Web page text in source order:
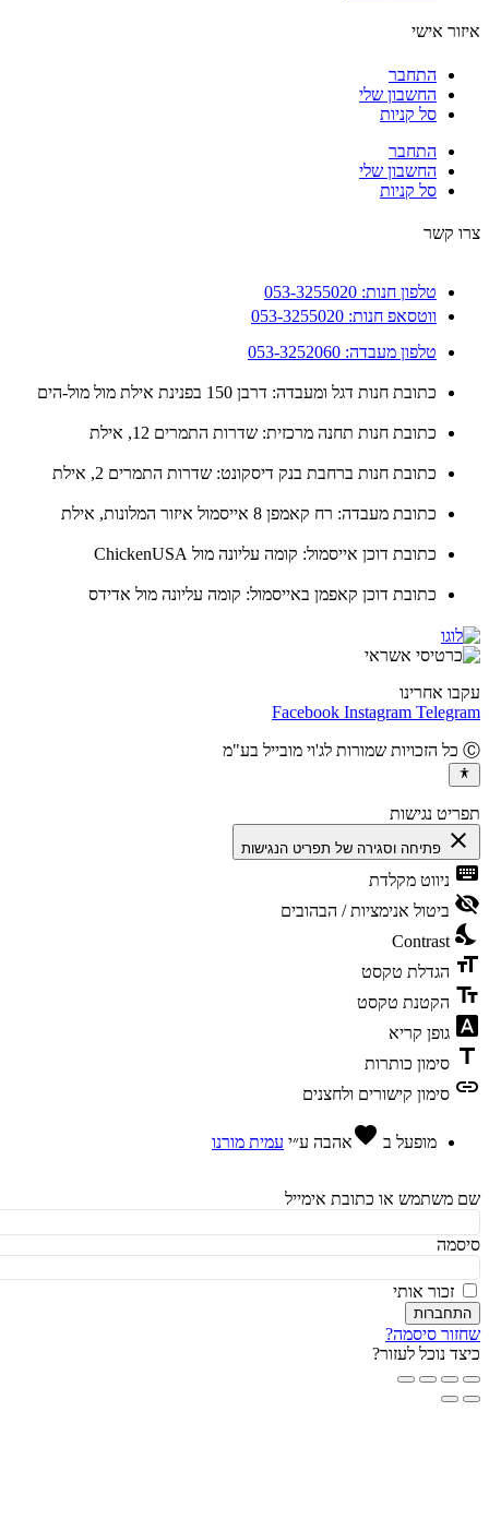
אישי
התחבר
החשבון שלי
סל קניות
התחבר
החשבון שלי
סל קניות
קשר
טלפון חנות: 053-3255020
ווטסאפ חנות: 053-3255020
טלפון מעבדה: 053-3252060
כתובת חנות דגל ומעבדה: דרבן 150 בפנינת אילת מול מול-הים
כתובת חנות תחנה מרכזית: שדרות התמרים 12, אילת
כתובת חנות ברחבת בנק דיסקונט: שדרות התמרים 2, אילת
כתובת מעבדה: רח קאמפן 8 אייסמול איזור המלונות, אילת
כתובת דוכן אייסמול: קומה עליונה מול ChickenUSA
כתובת דוכן קאפמן באייסמול: קומה עליונה מול אדידס
אחרינו
Facebook Instagram
נגישות
פתיחה וסגירה של תפריט הנגישות
ניווט מקלדת
ביטול אנימציות / הבהובים
Contrast
הגדלת טקסט
הקטנת טקסט
גופן קריא
סימון כותרות
סימון קישורים ולחצנים
מופעל בfavorite אהבהע״י עמית מורנו
או כתובת אימייל
זכור אותי
סיסמה?
נוכל לעזור?